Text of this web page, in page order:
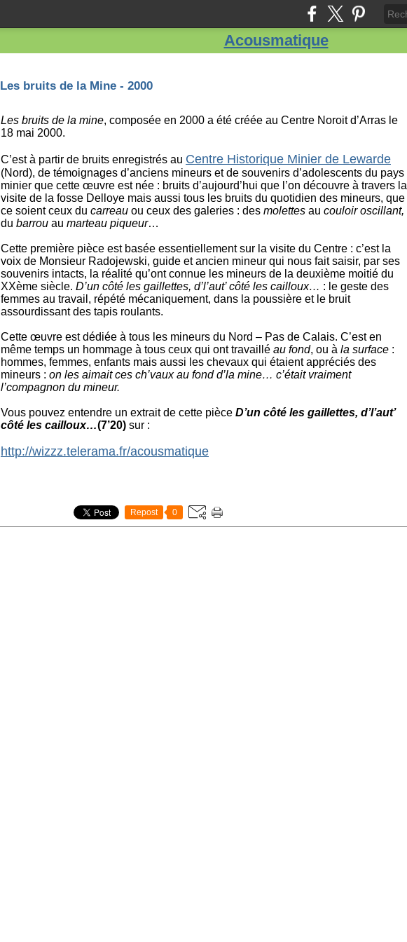
Acousmatique
Les bruits de la Mine - 2000
Les bruits de la mine, composée en 2000 a été créée au Centre Noroit d’Arras le
18 mai 2000.
C’est à partir de bruits enregistrés au Centre Historique Minier de Lewarde
(Nord), de témoignages d’anciens mineurs et de souvenirs d’adolescents du pays
minier que cette œuvre est née : bruits d’aujourd’hui que l’on découvre à travers la
visite de la fosse Delloye mais aussi tous les bruits du quotidien des mineurs, que
ce soient ceux du carreau ou ceux des galeries : des molettes au couloir oscillant,
du barrou au marteau piqueur…
Cette première pièce est basée essentiellement sur la visite du Centre : c’est la
voix de Monsieur Radojewski, guide et ancien mineur qui nous fait saisir, par ses
souvenirs intacts, la réalité qu’ont connue les mineurs de la deuxième moitié du
XXème siècle. D’un côté les gaillettes, d’l’aut’ côté les cailloux… : le geste des
femmes au travail, répété mécaniquement, dans la poussière et le bruit
assourdissant des tapis roulants.
Cette œuvre est dédiée à tous les mineurs du Nord – Pas de Calais. C’est en
même temps un hommage à tous ceux qui ont travaillé au fond, ou à la surface :
hommes, femmes, enfants mais aussi les chevaux qui étaient appréciés des
mineurs : on les aimait ces ch’vaux au fond d’la mine… c’était vraiment
l’compagnon du mineur.
Vous pouvez entendre un extrait de cette pièce D’un côté les gaillettes, d’l’aut’
côté les cailloux…(7’20) sur :
http://wizzz.telerama.fr/acousmatique
Repost 0